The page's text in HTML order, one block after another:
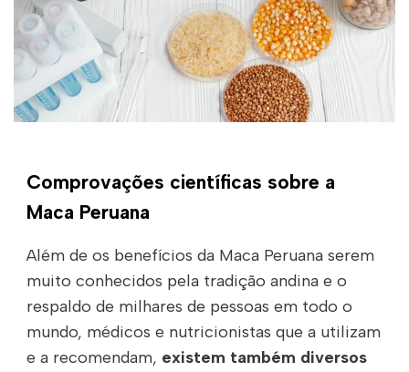
Comprovações científicas sobre a
Maca Peruana
Além de os benefícios da Maca Peruana serem
muito conhecidos pela tradição andina e o
respaldo de milhares de pessoas em todo o
mundo, médicos e nutricionistas que a utilizam
e a recomendam, existem também diversos